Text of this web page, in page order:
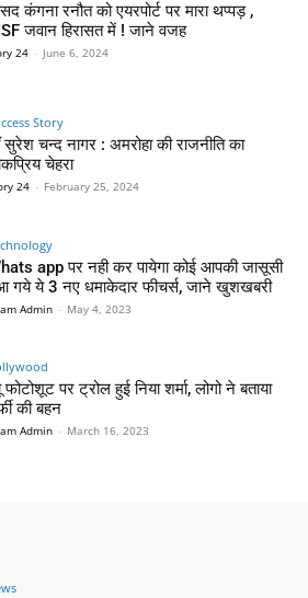
कंगना रनौत को एयरपोर्ट पर मारा थप्पड़ ,
जवान हिरासत में ! जाने वजह
24 - June 6, 2024
Story
सुरेश चन्द नागर : अमरोहा की राजनीति का
चेहरा
24 - February 25, 2024
app पर नही कर पायेगा कोई आपकी जासूसी
गये ये 3 नए धमाकेदार फीचर्स, जाने खुशखबरी
Admin - May 4, 2023
फोटोशूट पर ट्रोल हुई निया शर्मा, लोगो ने बताया
की बहन
Admin - March 16, 2023